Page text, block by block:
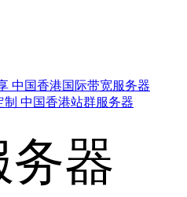
中国香港国际带宽服务器
中国香港站群服务器
务器